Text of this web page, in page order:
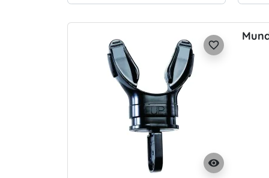
visibility
favorite_border